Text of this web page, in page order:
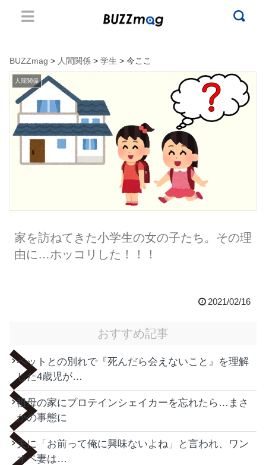
BUZZmag > 人間関係 > 学生 > 今ここ
人間関係
家を訪ねてきた小学生の女の子たち。その理
由に…ホッコリした！！！
2021/02/16
おすすめ記事
ペットとの別れで『死んだら会えないこと』を理解
した4歳児が…
祖母の家にプロテインシェイカーを忘れたら…まさ
かの事態に
夫に「お前って俺に興味ないよね」と言われ、ワン
オペ妻は…